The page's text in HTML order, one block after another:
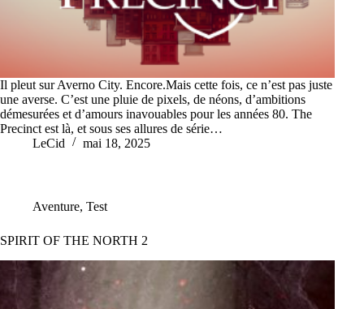
Il pleut sur Averno City. Encore.Mais cette fois, ce n’est pas juste
une averse. C’est une pluie de pixels, de néons, d’ambitions
démesurées et d’amours inavouables pour les années 80. The
Precinct est là, et sous ses allures de série…
LeCid
mai 18, 2025
Aventure, Test
SPIRIT OF THE NORTH 2